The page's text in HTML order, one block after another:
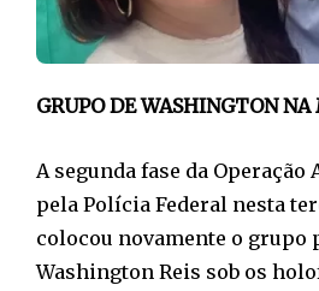
GRUPO DE WASHINGTON
A segunda fase da Operação
pela Polícia Federal nesta
colocou novamente o grupo
Washington Reis sob os